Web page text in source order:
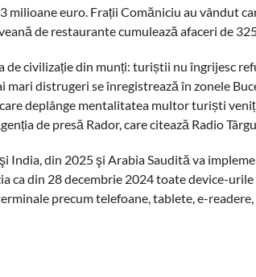
milioane euro. Frații Comăniciu au vândut
de restaurante cumulează afaceri de
civilizație din munți: turiștii nu îngrijesc
mari distrugeri se înregistrează în zonele
deplânge mentalitatea multor turiști
de presă Rador, care citează Radio
India, din 2025 şi Arabia Saudită va
ca din 28 decembrie 2024 toate device-
precum telefoane, tablete, e-